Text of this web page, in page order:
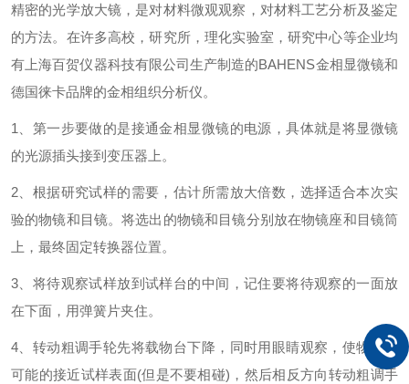
精密的光学放大镜，是对材料微观观察，对材料工艺分析及鉴定
的方法。在许多高校，研究所，理化实验室，研究中心等企业均
有上海百贺仪器科技有限公司生产制造的BAHENS金相显微镜和
德国徕卡品牌的金相组织分析仪。
1、第一步要做的是接通金相显微镜的电源，具体就是将显微镜
的光源插头接到变压器上。
2、根据研究试样的需要，估计所需放大倍数，选择适合本次实
验的物镜和目镜。将选出的物镜和目镜分别放在物镜座和目镜筒
上，最终固定转换器位置。
3、将待观察试样放到试样台的中间，记住要将待观察的一面放
在下面，用弹簧片夹住。
4、转动粗调手轮先将载物台下降，同时用眼睛观察，使物镜尽
可能的接近试样表面(但是不要相碰)，然后相反方向转动粗调手